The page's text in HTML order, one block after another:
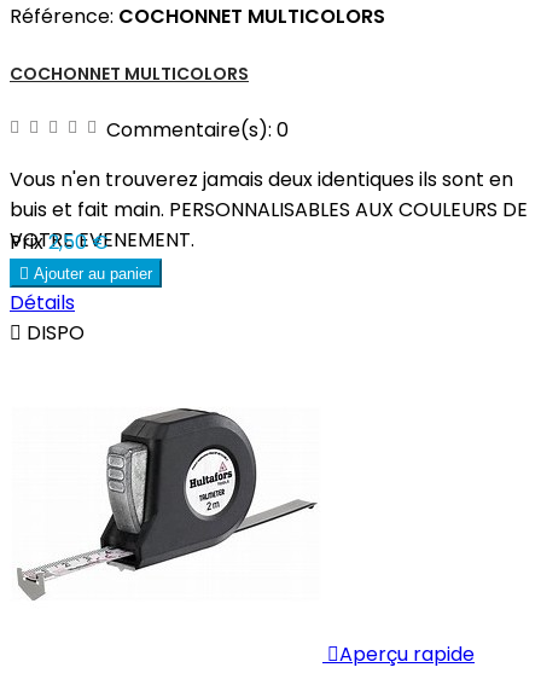
Référence: COCHONNET MULTICOLORS
COCHONNET MULTICOLORS
Commentaire(s): 0
Vous n'en trouverez jamais deux identiques ils sont en
buis et fait main. PERSONNALISABLES AUX COULEURS DE
VOTRE EVENEMENT.
Prix2,50 €
 Ajouter au panier
Détails
 DISPO
Aperçu rapide